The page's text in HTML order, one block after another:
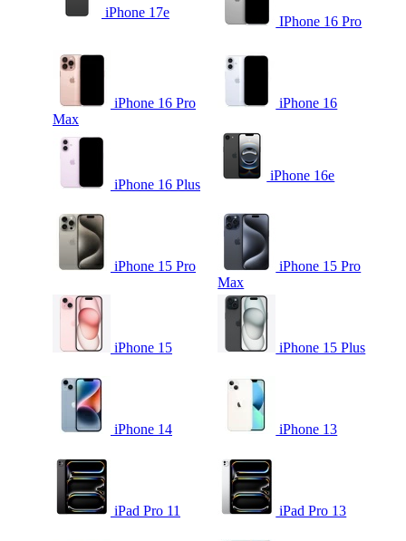
iPhone 17e
IPhone 16 Pro
iPhone 16 Pro
Max
iPhone 16
iPhone 16 Plus
iPhone 16e
iPhone 15 Pro
iPhone 15 Pro
Max
iPhone 15 iPhone 15 Plus
iPhone 14 iPhone 13
iPad Pro 11 iPad Pro 13